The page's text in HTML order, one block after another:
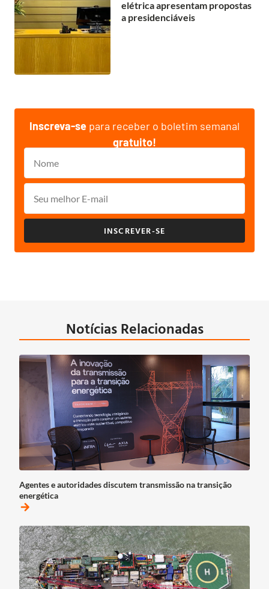
elétrica apresentam propostas
a presidenciáveis
Inscreva-se para receber o boletim semanal
gratuito!
INSCREVER-SE
Notícias Relacionadas
Agentes e autoridades discutem transmissão na transição
energética
arrow_forward